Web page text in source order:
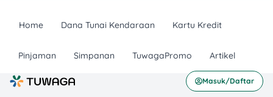
Home Dana Tunai Kendaraan Kartu Kredit
Pinjaman Simpanan TuwagaPromo Artikel
Masuk/Daftar